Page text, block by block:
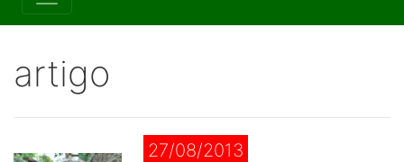
artigo
27/08/2013